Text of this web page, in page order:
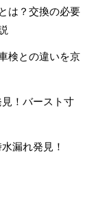
は？交換の必要
検との違いを京
！バースト寸
漏れ発見！